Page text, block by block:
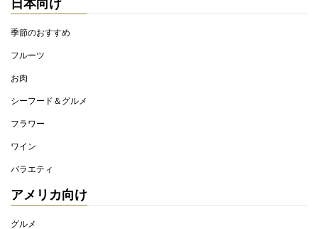
日本向け
季節のおすすめ
フルーツ
お肉
シーフード＆グルメ
フラワー
ワイン
バラエティ
アメリカ向け
グルメ